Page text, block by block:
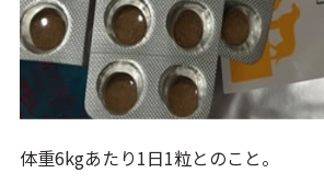
体重6kgあたり1日1粒とのこと。